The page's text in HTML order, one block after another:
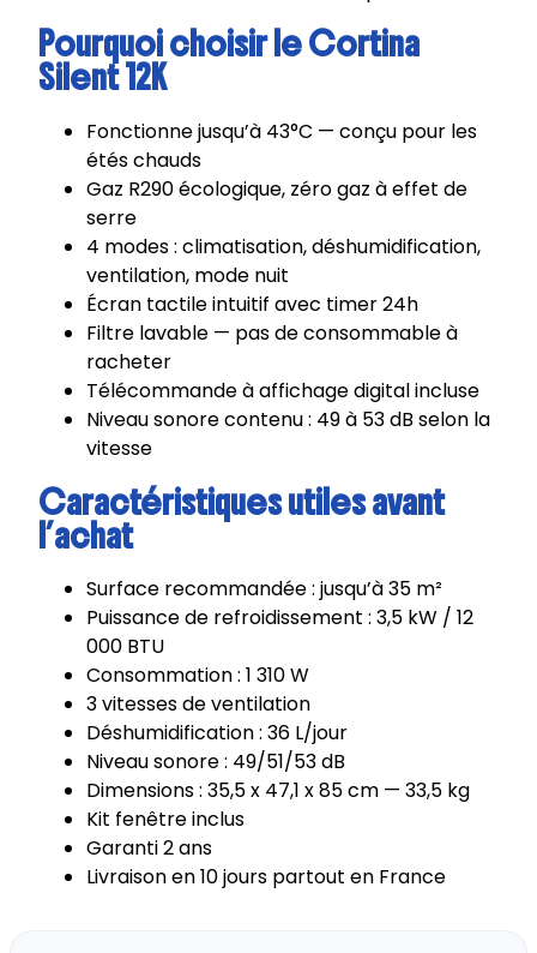
Pourquoi choisir le Cortina
Silent 12K
Fonctionne jusqu’à 43°C — conçu pour les
étés chauds
Gaz R290 écologique, zéro gaz à effet de
serre
4 modes : climatisation, déshumidification,
ventilation, mode nuit
Écran tactile intuitif avec timer 24h
Filtre lavable — pas de consommable à
racheter
Télécommande à affichage digital incluse
Niveau sonore contenu : 49 à 53 dB selon la
vitesse
Caractéristiques utiles avant
l’achat
Surface recommandée : jusqu’à 35 m²
Puissance de refroidissement : 3,5 kW / 12
000 BTU
Consommation : 1 310 W
3 vitesses de ventilation
Déshumidification : 36 L/jour
Niveau sonore : 49/51/53 dB
Dimensions : 35,5 x 47,1 x 85 cm — 33,5 kg
Kit fenêtre inclus
Garanti 2 ans
Livraison en 10 jours partout en France